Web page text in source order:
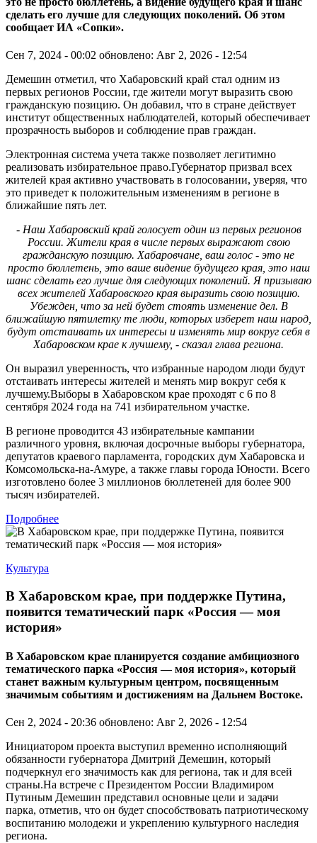
сделать его лучше для следующих поколений. Об этом
сообщает ИА «Сопки».
Сен 7, 2024 - 00:02 обновлено: Авг 2, 2026 - 12:54
Демешин отметил, что Хабаровский край стал одним из
первых регионов России, где жители могут выразить свою
гражданскую позицию. Он добавил, что в стране действует
институт общественных наблюдателей, который обеспечивает
прозрачность выборов и соблюдение прав граждан.
Электронная система учета также позволяет легитимно
реализовать избирательное право.Губернатор призвал всех
жителей края активно участвовать в голосовании, уверяя, что
это приведет к положительным изменениям в регионе в
ближайшие пять лет.
- Наш Хабаровский край голосует один из первых регионов
России. Жители края в числе первых выражают свою
гражданскую позицию. Хабаровчане, ваш голос - это не
просто бюллетень, это ваше видение будущего края, это наш
шанс сделать его лучше для следующих поколений. Я призываю
всех жителей Хабаровского края выразить свою позицию.
Убежден, что за ней будет стоять изменение дел. В
ближайшую пятилетку те люди, которых изберет наш народ,
будут отстаивать их интересы и изменять мир вокруг себя в
Хабаровском крае к лучшему, - сказал глава региона.
Он выразил уверенность, что избранные народом люди будут
отстаивать интересы жителей и менять мир вокруг себя к
лучшему.Выборы в Хабаровском крае проходят с 6 по 8
сентября 2024 года на 741 избирательном участке.
В регионе проводится 43 избирательные кампании
различного уровня, включая досрочные выборы губернатора,
депутатов краевого парламента, городских дум Хабаровска и
Комсомольска-на-Амуре, а также главы города Юности. Всего
изготовлено более 3 миллионов бюллетеней для более 900
тысяч избирателей.
Подробнее
Культура
В Хабаровском крае, при поддержке Путина,
появится тематический парк «Россия — моя
история»
В Хабаровском крае планируется создание амбициозного
тематического парка «Россия — моя история», который
станет важным культурным центром, посвященным
значимым событиям и достижениям на Дальнем Востоке.
Сен 2, 2024 - 20:36 обновлено: Авг 2, 2026 - 12:54
Инициатором проекта выступил временно исполняющий
обязанности губернатора Дмитрий Демешин, который
подчеркнул его значимость как для региона, так и для всей
страны.На встрече с Президентом России Владимиром
Путиным Демешин представил основные цели и задачи
парка, отметив, что он будет способствовать патриотическому
воспитанию молодежи и укреплению культурного наследия
региона.